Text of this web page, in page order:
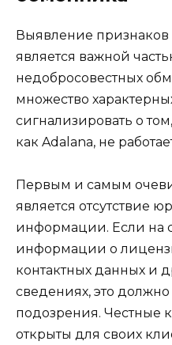
Выявление
является важной
недобросовестных
множество
сигнализировать о
как Adalana, не
Первым и самым
является отсутствие
информации. Если на
информации о
контактных данных и
сведениях, это
подозрения. Честные
открыты для своих